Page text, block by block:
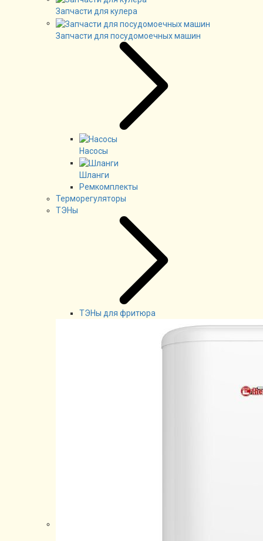
Запчасти для кулера
Запчасти для посудомоечных машин
Насосы
Шланги
Ремкомплекты
Терморегуляторы
ТЭНы
ТЭНы для фритюра